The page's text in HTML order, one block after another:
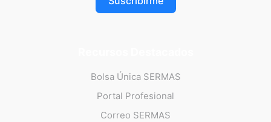
Bolsa Única SERMAS
Portal Profesional
Correo SERMAS